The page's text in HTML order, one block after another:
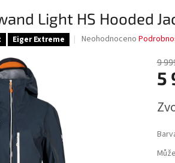
Light HS Hooded
Eiger Extreme
Průměrné
Neohodnoceno
9
5